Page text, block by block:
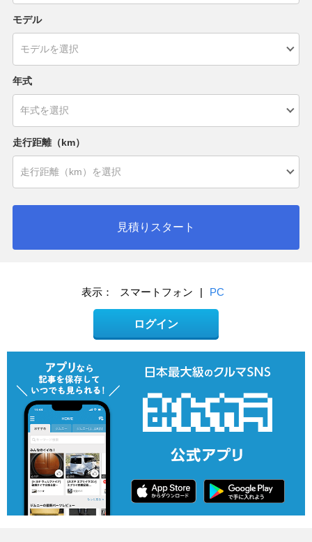
モデル
年式
走行距離（km）
見積りスタート
表示： スマートフォン | PC
ログイン